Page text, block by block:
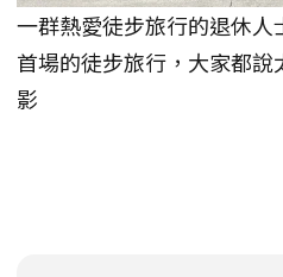
一群熱愛徒步旅行的退休
首場的徒步旅行，大家都
影